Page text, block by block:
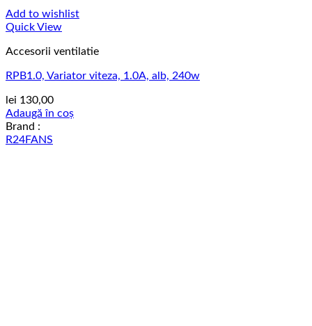
Add to wishlist
Quick View
Accesorii ventilatie
RPB1.0, Variator viteza, 1.0A, alb, 240w
lei 130,00
Adaugă în coș
Brand :
R24FANS